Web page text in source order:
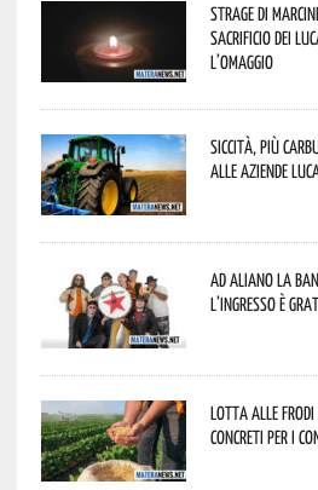
Strage di
sacrificio dei
l’omaggio
Siccità, più
alle aziende
Ad Aliano la
L’ingresso è
Lotta alle frodi
concreti per i